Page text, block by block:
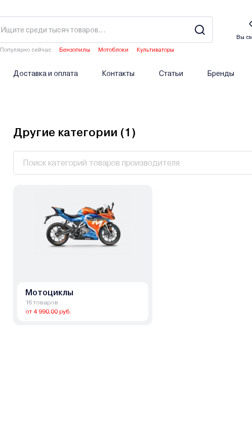
Популярно сейчас Бензопилы Мотоблоки
Культиваторы
Вы
Доставка и оплата Контакты Статьи Бренды
Другие категории (1 )
Мотоциклы
16 товаров
от 4 990,00 руб.